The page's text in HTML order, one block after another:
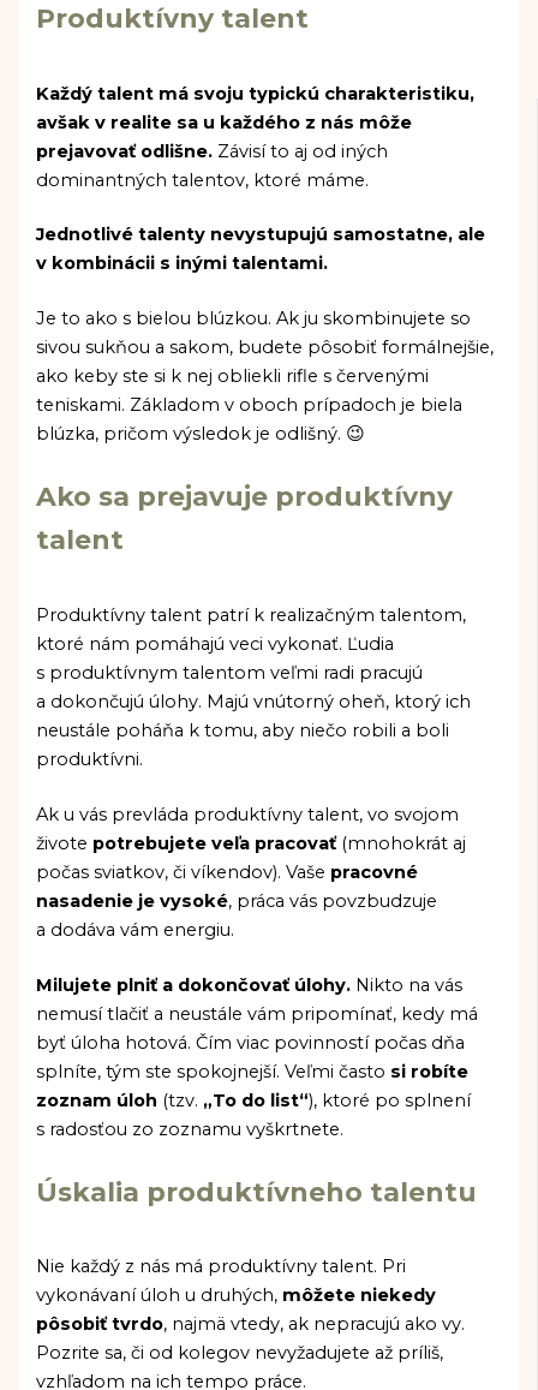
Produktívny talent
Každý talent má svoju typickú charakteristiku,
avšak v realite sa u každého z nás môže
prejavovať odlišne. Závisí to aj od iných
dominantných talentov, ktoré máme.
Jednotlivé talenty nevystupujú samostatne, ale
v kombinácii s inými talentami.
Je to ako s bielou blúzkou. Ak ju skombinujete so
sivou sukňou a sakom, budete pôsobiť formálnejšie,
ako keby ste si k nej obliekli rifle s červenými
teniskami. Základom v oboch prípadoch je biela
blúzka, pričom výsledok je odlišný. 😉
Ako sa prejavuje produktívny
talent
Produktívny talent patrí k realizačným talentom,
ktoré nám pomáhajú veci vykonať. Ľudia
s produktívnym talentom veľmi radi pracujú
a dokončujú úlohy. Majú vnútorný oheň, ktorý ich
neustále poháňa k tomu, aby niečo robili a boli
produktívni.
Ak u vás prevláda produktívny talent, vo svojom
živote potrebujete veľa pracovať(mnohokrát aj
počas sviatkov, či víkendov). Vaše pracovné
nasadenie je vysoké, práca vás povzbudzuje
a dodáva vám energiu.
Milujete plniť a dokončovať úlohy. Nikto na vás
nemusí tlačiť a neustále vám pripomínať, kedy má
byť úloha hotová. Čím viac povinností počas dňa
splníte, tým ste spokojnejší. Veľmi často si robíte
zoznam úloh (tzv. „To do list“), ktoré po splnení
s radosťou zo zoznamu vyškrtnete.
Úskalia produktívneho talentu
Nie každý z nás má produktívny talent. Pri
vykonávaní úloh u druhých, môžete niekedy
pôsobiť tvrdo, najmä vtedy, ak nepracujú ako vy.
Pozrite sa, či od kolegov nevyžadujete až príliš,
vzhľadom na ich tempo práce.